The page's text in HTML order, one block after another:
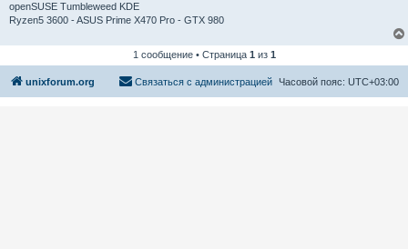
openSUSE Tumbleweed KDE
Ryzen5 3600 - ASUS Prime X470 Pro - GTX 980
1 сообщение • Страница 1 из 1
unixforum.org Часовой пояс: UTC+03:00
Связаться с администрацией